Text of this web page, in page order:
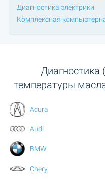
Диагностика электрики
Комплексная
Диагностика
температуры
Acura
Audi
BMW
Chery